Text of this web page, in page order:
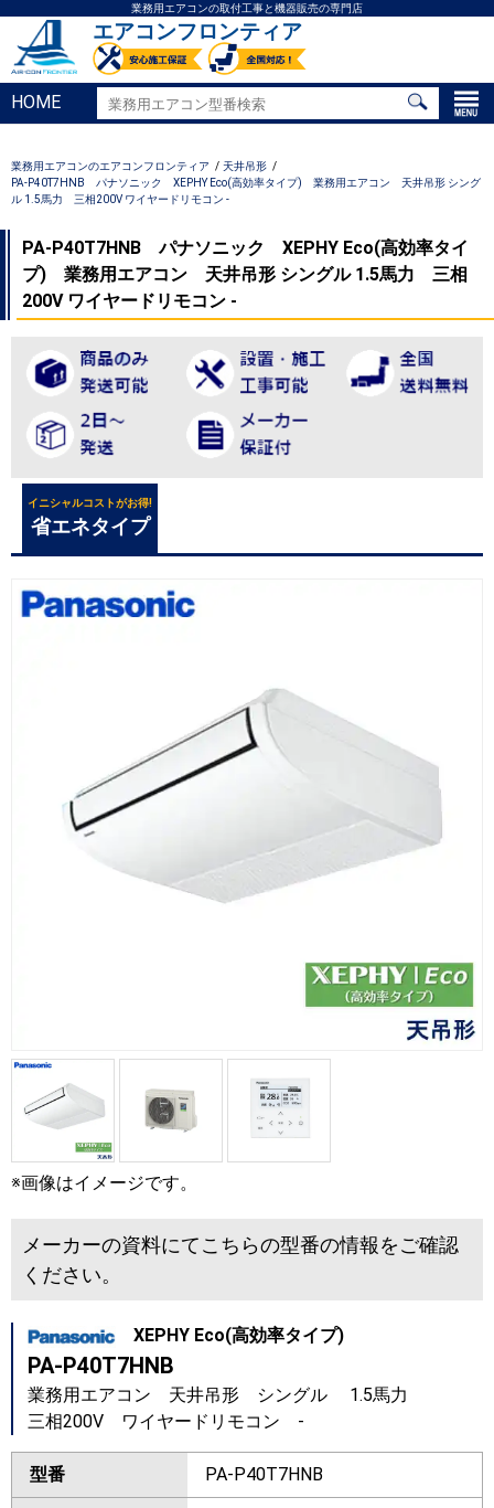
業務用エアコンの取付工事と機器販売の専門店
エアコンフロンティア
HOME
業務用エアコンのエアコンフロンティア
天井吊形
PA-P40T7HNB パナソニック XEPHY Eco(高効率タイプ) 業務用エアコン 天井吊形 シング
ル 1.5馬力 三相200V ワイヤードリモコン -
PA-P40T7HNB パナソニック XEPHY Eco(高効率タイ
プ) 業務用エアコン 天井吊形 シングル 1.5馬力 三相
200V ワイヤードリモコン -
イニシャルコストがお得!
省エネタイプ
※画像はイメージです。
メーカーの資料にてこちらの型番の情報をご確認
ください。
XEPHY Eco(高効率タイプ)
PA-P40T7HNB
業務用エアコン 天井吊形 シングル 1.5馬力
三相200V ワイヤードリモコン -
型番 PA-P40T7HNB